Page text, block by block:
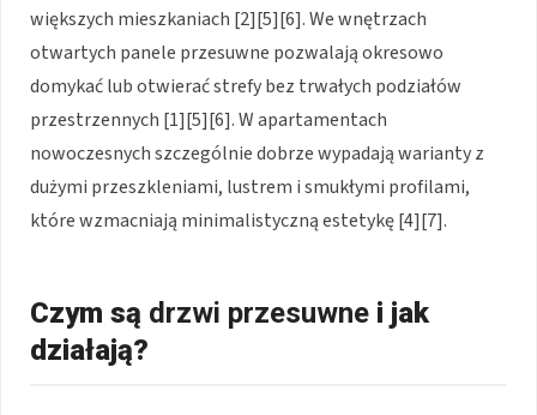
większych mieszkaniach [2][5][6]. We wnętrzach
otwartych panele przesuwne pozwalają okresowo
domykać lub otwierać strefy bez trwałych podziałów
przestrzennych [1][5][6]. W apartamentach
nowoczesnych szczególnie dobrze wypadają warianty z
dużymi przeszkleniami, lustrem i smukłymi profilami,
które wzmacniają minimalistyczną estetykę[4][7].
Czym są drzwi przesuwne i jak
działają?